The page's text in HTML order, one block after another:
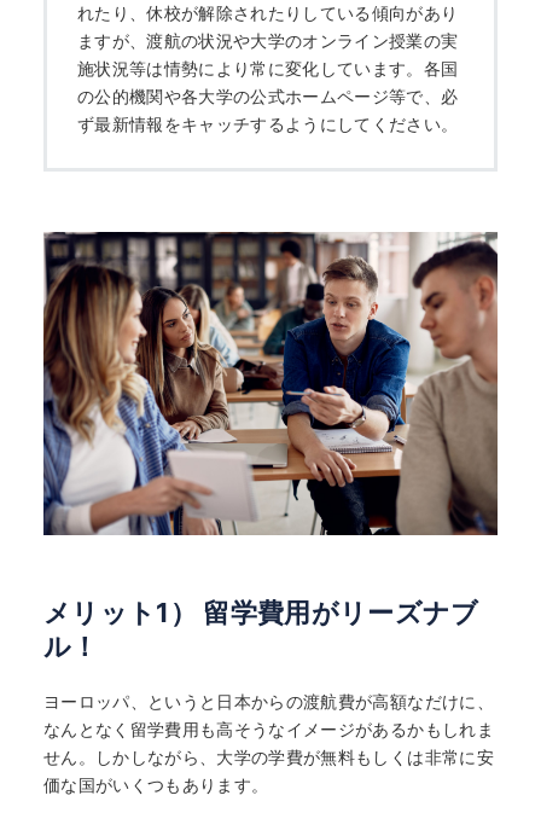
れたり、休校が解除されたりしている傾向があり
ますが、渡航の状況や大学のオンライン授業の実
施状況等は情勢により常に変化しています。各国
の公的機関や各大学の公式ホームページ等で、必
ず最新情報をキャッチするようにしてください。
メリット1） 留学費用がリーズナブ
ル！
ヨーロッパ、というと日本からの渡航費が高額なだけに、
なんとなく留学費用も高そうなイメージがあるかもしれま
せん。しかしながら、大学の学費が無料もしくは非常に安
価な国がいくつもあります。